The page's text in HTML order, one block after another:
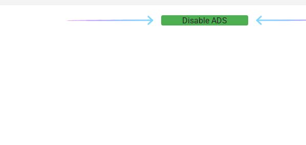
Disable ADS